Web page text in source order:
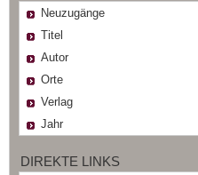
Neuzugänge
Titel
Autor
Orte
Verlag
Jahr
DIREKTE LINKS